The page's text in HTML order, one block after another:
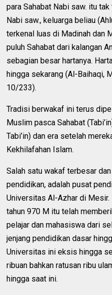
para Sahabat Nabi saw. itu
Nabi saw., keluarga beliau
terkenal luas di Madinah dan
puluh Sahabat dari kalangan
sebagian besar hartanya.
hingga sekarang (Al-Baihaqi,
10/233).
Tradisi berwakaf ini terus
Muslim pasca Sahabat
Tabi’in) dan era setelah
Kekhilafahan Islam.
Salah satu wakaf terbesar
pendidikan, adalah pusat
Universitas Al-Azhar di
tahun 970 M itu telah
pelajar dan mahasiswa dari
jenjang pendidikan dasar
Universitas ini eksis hingga
ribuan bahkan ratusan ribu
hingga saat ini.